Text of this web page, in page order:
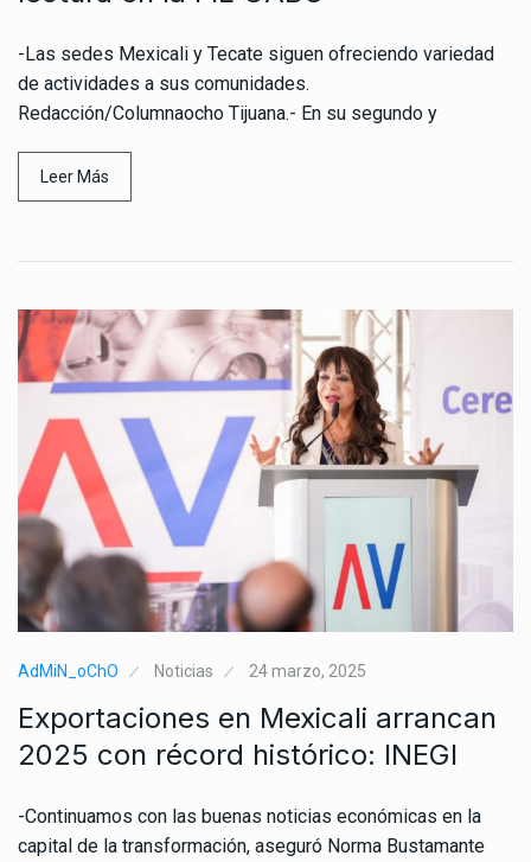
-Las sedes Mexicali y Tecate siguen ofreciendo variedad
de actividades a sus comunidades.
Redacción/Columnaocho Tijuana.- En su segundo y
Leer Más
AdMiN_oChO Noticias 24 marzo, 2025
Exportaciones en Mexicali arrancan
2025 con récord histórico: INEGI
-Continuamos con las buenas noticias económicas en la
capital de la transformación, aseguró Norma Bustamante